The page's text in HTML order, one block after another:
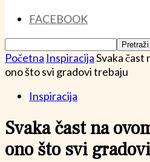
FACEBOOK
Početna InspiracijaSvaka čast
ono što svi gradovi trebaju
Inspiracija
Svaka čast na
ono što svi